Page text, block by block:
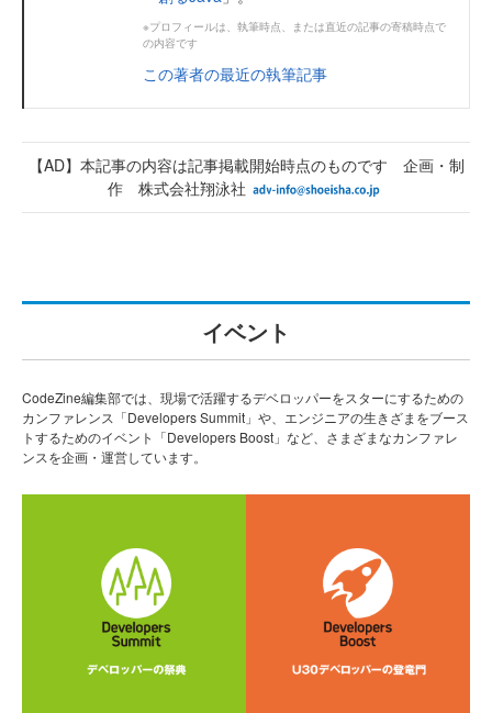
※プロフィールは、執筆時点、または直近の記事の寄稿時点で
の内容です
この著者の最近の執筆記事
【AD】本記事の内容は記事掲載開始時点のものです 企画・制
作 株式会社翔泳社
イベント
CodeZine編集部では、現場で活躍するデベロッパーをスターにするための
カンファレンス「Developers Summit」や、エンジニアの生きざまをブース
トするためのイベント「Developers Boost」など、さまざまなカンファレ
ンスを企画・運営しています。